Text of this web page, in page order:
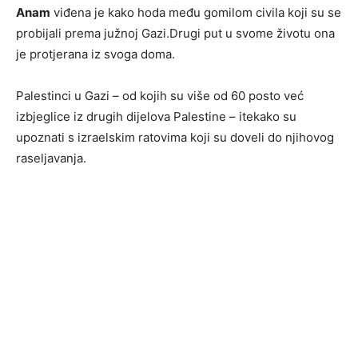
Anam viđena je kako hoda među gomilom civila koji su se
probijali prema južnoj Gazi.Drugi put u svome životu ona
je protjerana iz svoga doma.
Palestinci u Gazi – od kojih su više od 60 posto već
izbjeglice iz drugih dijelova Palestine – itekako su
upoznati s izraelskim ratovima koji su doveli do njihovog
raseljavanja.